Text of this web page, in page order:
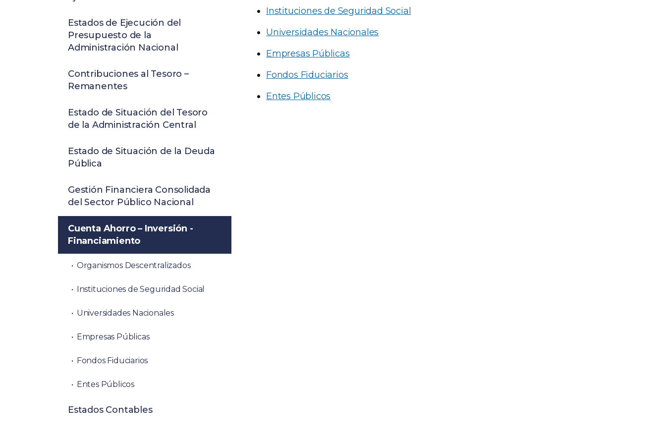
Instituciones de Seguridad Social
Universidades Nacionales
Empresas Públicas
Fondos Fiduciarios
Entes Públicos
Estados de Ejecución del
Presupuesto de la
Administración Nacional
Contribuciones al Tesoro –
Remanentes
Estado de Situación del Tesoro
de la Administración Central
Estado de Situación de la Deuda
Pública
Gestión Financiera Consolidada
del Sector Público Nacional
Cuenta Ahorro – Inversión -
Financiamiento
Organismos Descentralizados
Instituciones de Seguridad Social
Universidades Nacionales
Empresas Públicas
Fondos Fiduciarios
Entes Públicos
Estados Contables